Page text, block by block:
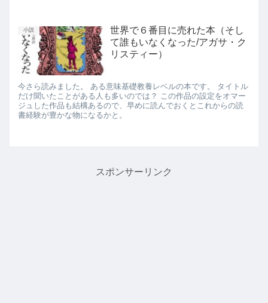
小説
世界で６番目に売れた本（そし
て誰もいなくなった/アガサ・ク
リスティー）
今さら読みました。 ある意味基礎教養レベルの本です。 タイトル
だけ聞いたことがある人も多いのでは？ この作品の設定をオマー
ジュした作品も結構あるので、早めに読んでおくとこれからの読
書経験が豊かな物になるかと。
スポンサーリンク